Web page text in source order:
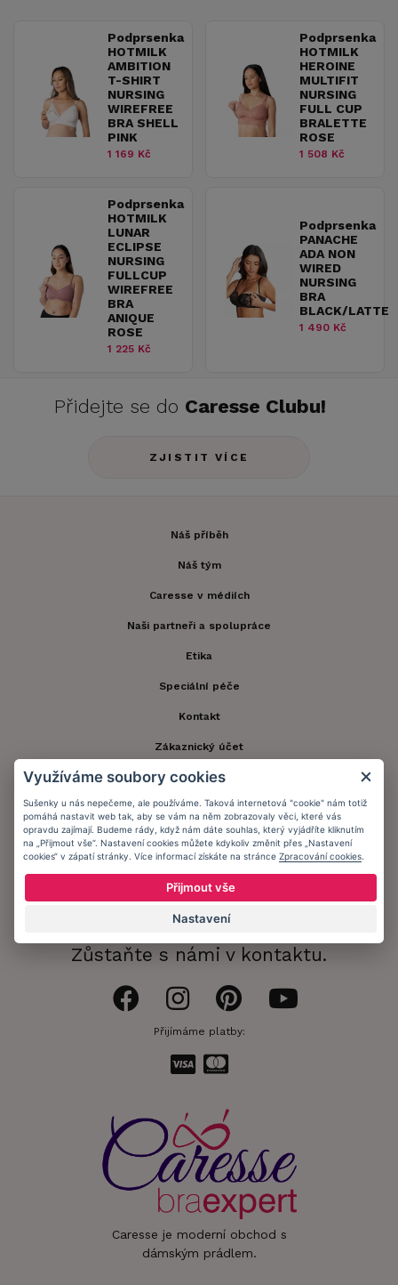
Podprsenka
HOTMILK
AMBITION
T-SHIRT
NURSING
WIREFREE
BRA SHELL
PINK
1 169 Kč
Podprsenka
HOTMILK
HEROINE
MULTIFIT
NURSING
FULL CUP
BRALETTE
ROSE
1 508 Kč
Podprsenka
HOTMILK
LUNAR
ECLIPSE
NURSING
FULLCUP
WIREFREE
BRA
ANIQUE
ROSE
1 225 Kč
Podprsenka
PANACHE
ADA NON
WIRED
NURSING
BRA
BLACK/LATTE
1 490 Kč
Přidejte se do Caresse Clubu!
ZJISTIT VÍCE
Caresse je moderní obchod s
dámským prádlem.
Náš příběh
Náš tým
Caresse v médiích
Naši partneři a spolupráce
Etika
Speciální péče
Kontakt
Zákaznický účet
Registrace zákazníka
Doprava a platba
Obchodní podmínky
Informační memorandum
Zůstaňte s námi v kontaktu.
Přijímáme platby:
Využíváme soubory cookies
Sušenky u nás nepečeme, ale používáme. Taková internetová "cookie" nám totiž
pomáhá nastavit web tak, aby se vám na něm zobrazovaly věci, které vás
opravdu zajímají. Budeme rády, když nám dáte souhlas, který vyjádříte kliknutím
na „Přijmout vše“. Nastavení cookies můžete kdykoliv změnit přes „Nastavení
cookies“ v zápatí stránky. Více informací získáte na stránce Zpracování cookies
Přijmout vše
Nastavení